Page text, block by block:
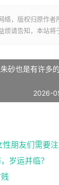
络，版权归原作
请告知，本站将
砂也是有许多
2026-
岁运并临？